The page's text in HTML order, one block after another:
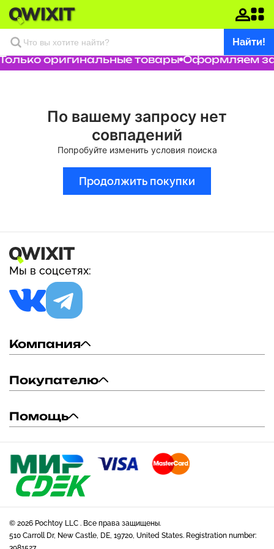
Найти!
оригинальные товары Оформляем
По вашему запросу нет
совпадений
Попробуйте изменить условия поиска
Продолжить покупки
Мы в соцсетях:
Компания
Покупателю
Помощь
© 2026 Pochtoy LLC . Все права защищены.
510 Carroll Dr, New Castle, DE, 19720, United States. Registration number: